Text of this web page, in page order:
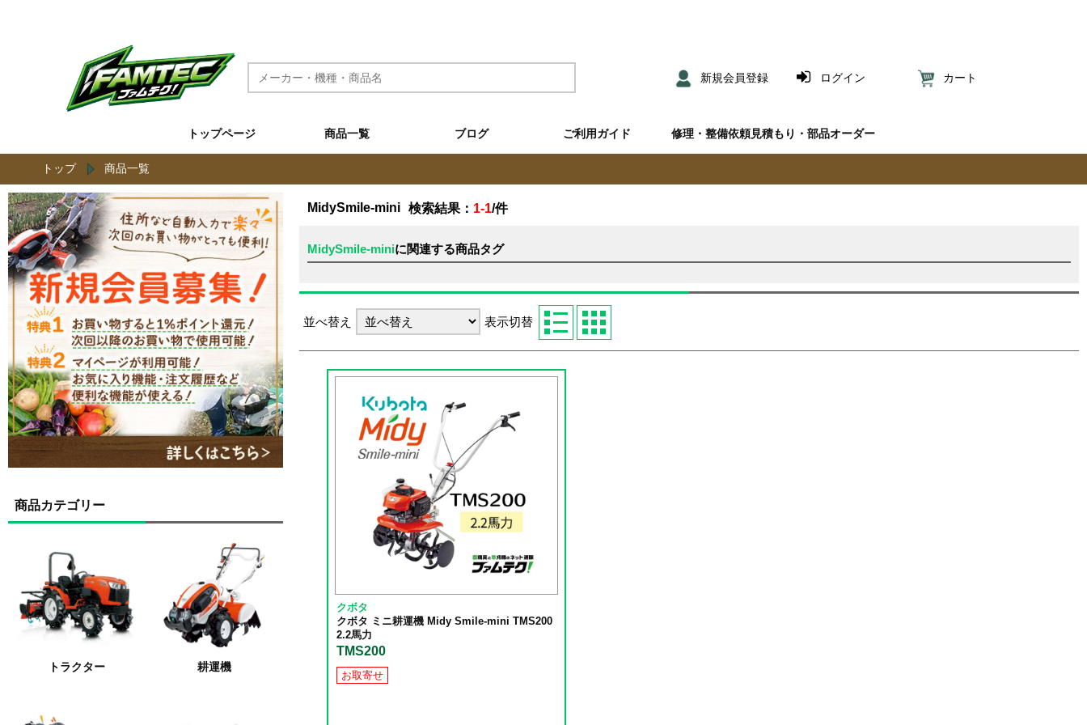
新規会員登録 ログイン カート
トップページ 商品一覧 ブログ ご利用ガイド 修理・整備依頼見積もり・部品オーダー
トップ 商品一覧
商品カテゴリー
トラクター 耕運機
MidySmile-mini 検索結果： 1-1/件
MidySmile-miniに関連する商品タグ
並べ替え 表示切替
クボタ
クボタ ミニ耕運機 Midy Smile-mini TMS200
2.2馬力
TMS200
お取寄せ